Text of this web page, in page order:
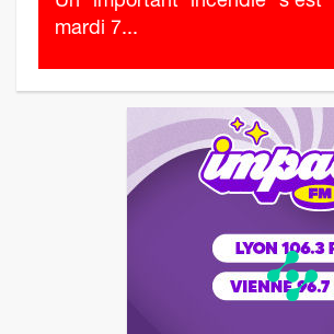
mardi 7...